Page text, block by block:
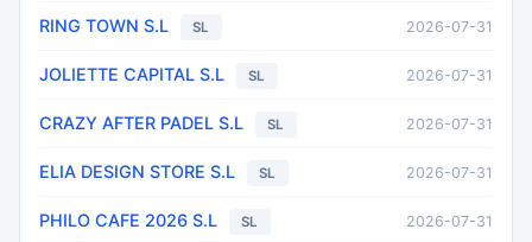
RING TOWN S.L SL 2026-07-31
JOLIETTE CAPITAL S.L SL 2026-07-31
CRAZY AFTER PADEL S.L SL 2026-07-31
ELIA DESIGN STORE S.L SL 2026-07-31
PHILO CAFE 2026 S.L SL 2026-07-31